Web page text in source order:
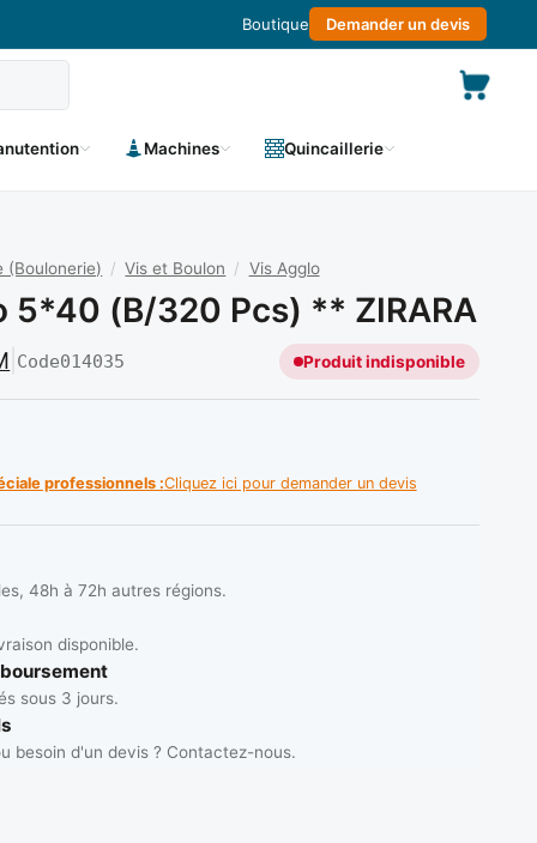
Boutique Demander un devis
Machines Quincaillerie
(Boulonerie) / Vis et Boulon / Vis Agglo
5*40 (b/320 Pcs) ** ZIRARA
Code014035 Produit indisponible
professionnels :Cliquez ici pour demander un devis
48h à 72h autres régions.
disponible.
sous 3 jours.
besoin d'un devis ? Contactez-nous.